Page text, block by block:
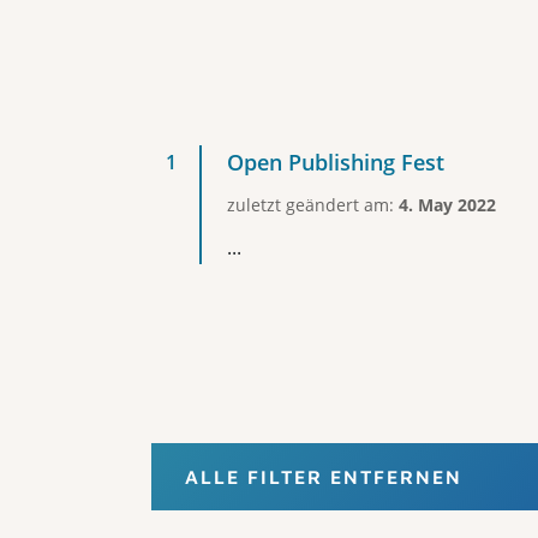
Open Publishing Fest
zuletzt geändert am: 4. May 2022
...
ALLE FILTER ENTFERNEN